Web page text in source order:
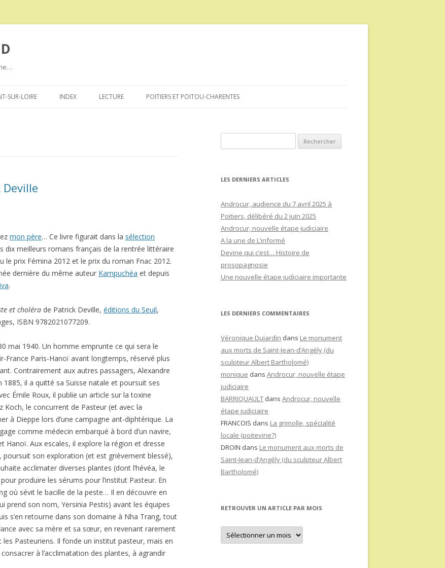
au
SUR-LOIRE INDEX LECTURE POITIERS ET POITOU-CHARENTES
mon père… Ce livre figurait dans la sélection
dix meilleurs romans français de la rentrée littéraire
le prix Fémina 2012 et le prix du roman Fnac 2012.
dernière du même auteur Kampuchéa et depuis
.
et choléra de Patrick Deville, éditions du Seuil,
ISBN 9782021077209.
mai 1940. Un homme emprunte ce qui sera le
France Paris-Hanoï avant longtemps, réservé plus
Contrairement aux autres passagers, Alexandre
1885, il a quitté sa Suisse natale et poursuit ses
Émile Roux, il publie un article sur la toxine
Koch, le concurrent de Pasteur (et avec la
à Dieppe lors d’une campagne ant-diphtérique. La
comme médecin embarqué à bord d’un navire,
Hanoï. Aux escales, il explore la région et dresse
poursuit son exploration (et est grièvement blessé),
acclimater diverses plantes (dont l’hévéa, le
produire les sérums pour l’institut Pasteur. En
où sévit le bacille de la peste… Il en découvre en
prend son nom, Yersinia Pestis) avant les équipes
s’en retourne dans son domaine à Nha Trang, tout
avec sa mère et sa sœur, en revenant rarement
Pasteuriens. Il fonde un institut pasteur, mais en
à l’acclimatation des plantes, à agrandir
LES DERNIERS ARTICLES
Androcur, audience du 7 avril 2025 à
Poitiers, délibéré du 2 juin 2025
Androcur, nouvelle étape judiciaire
A la une de L’informé
Devine qui c’est… Histoire de
prosopagnosie
Une nouvelle étape judiciaire importante
LES DERNIERS COMMENTAIRES
Véronique Dujardin dans Le monument
aux morts de Saint-Jean-d’Angély (du
sculpteur Albert Bartholomé)
monique dans Androcur, nouvelle étape
judiciaire
BARRIQUAULT dans Androcur, nouvelle
étape judiciaire
FRANCOIS dans La grimolle, spécialité
locale (poitevine?)
DROIN dans Le monument aux morts de
Saint-Jean-d’Angély (du sculpteur Albert
Bartholomé)
RETROUVER UN ARTICLE PAR MOIS
Retrouver
un
article